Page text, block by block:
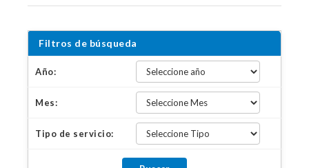
Filtros de búsqueda
Año:
Mes:
Tipo de servicio: